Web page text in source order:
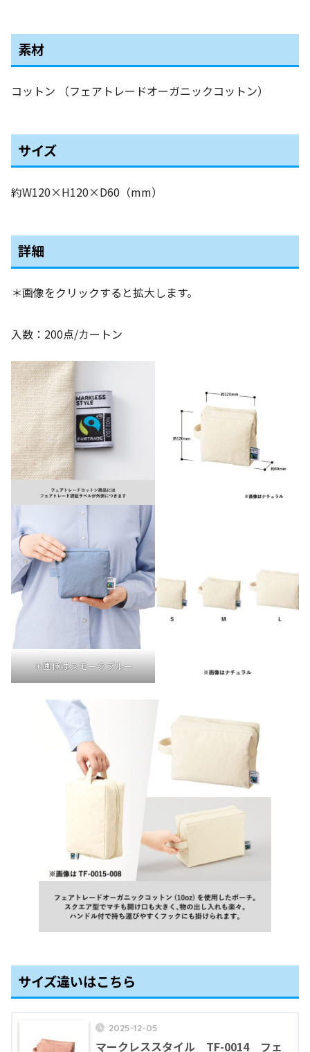
素材
コットン （フェアトレードオーガニックコットン）
サイズ
約W120×H120×D60（mm）
詳細
＊画像をクリックすると拡大します。
入数：200点/カートン
＊画像はスモークブルー
サイズ違いはこちら
2025-12-05
マークレススタイル TF-0014 フェ